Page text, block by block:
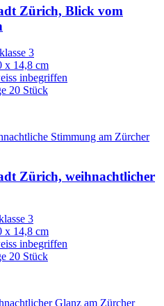
Zürich, Blick vom
3
x 14,8 cm
inbegriffen
20 Stück
Zürich, weihnachtlicher
3
x 14,8 cm
inbegriffen
20 Stück